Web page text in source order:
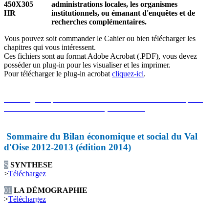
administrations locales, les organismes
institutionnels, ou émanant d'enquêtes et de
recherches complémentaires.
Vous pouvez soit commander le Cahier ou bien télécharger les
chapitres qui vous intéressent.
Ces fichiers sont au format Adobe Acrobat (.PDF), vous devez
posséder un plug-in pour les visualiser et les imprimer.
Pour télécharger le plug-in acrobat cliquez-ici.
Sommaire du Bilan économique et social du Val
d'Oise 2012-2013 (édition 2014)
S SYNTHESE
>Téléchargez
01 LA DÉMOGRAPHIE
>Téléchargez